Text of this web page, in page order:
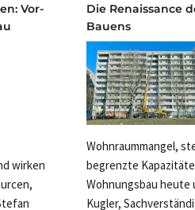
Vor-
wirken
Die Renaissance
Bauens
Wohnraummangel,
begrenzte
Wohnungsbau heute
Kugler,